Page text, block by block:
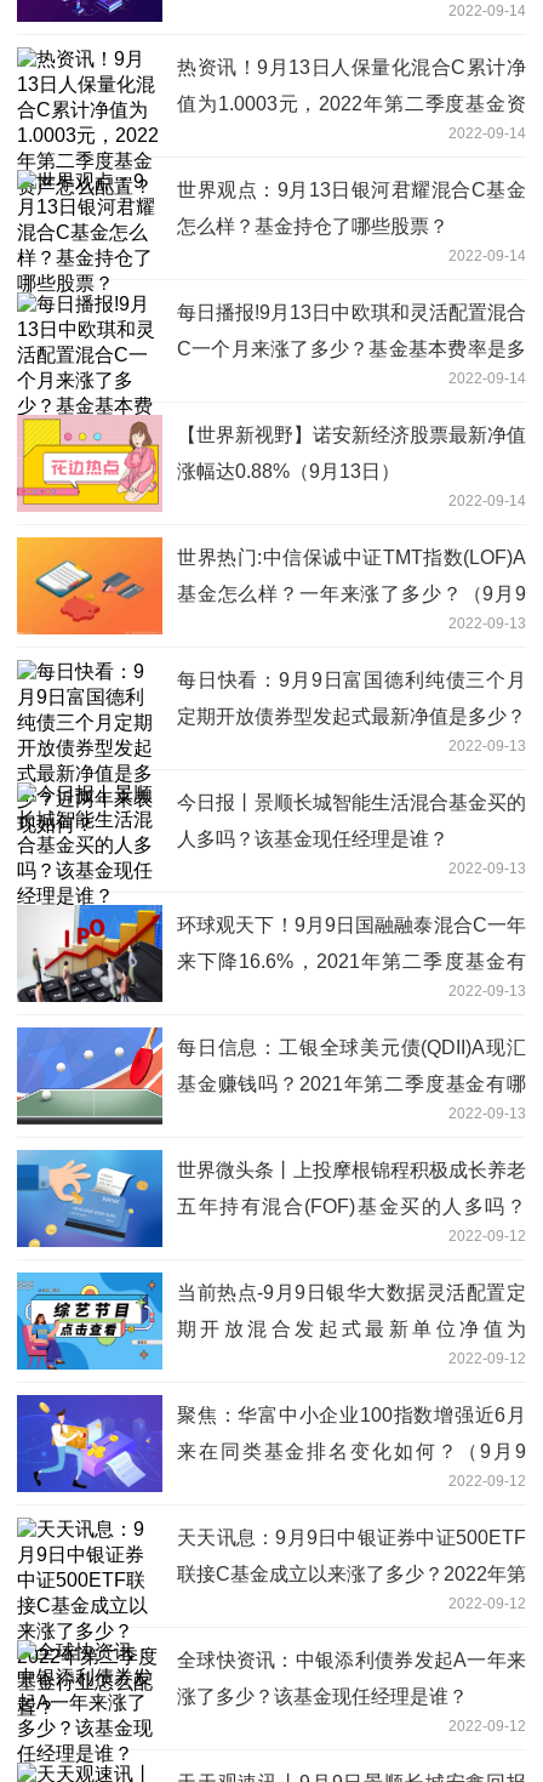
2022-09-14
热资讯！9月13日人保量化混合C累计净
值为1.0003元，2022年第二季度基金资
2022-09-14
世界观点：9月13日银河君耀混合C基金
怎么样？基金持仓了哪些股票？
2022-09-14
每日播报!9月13日中欧琪和灵活配置混合
C一个月来涨了多少？基金基本费率是多
2022-09-14
【世界新视野】诺安新经济股票最新净值
涨幅达0.88%（9月13日）
2022-09-14
世界热门:中信保诚中证TMT指数(LOF)A
基金怎么样？一年来涨了多少？（9月9
2022-09-13
每日快看：9月9日富国德利纯债三个月
定期开放债券型发起式最新净值是多少？
2022-09-13
今日报丨景顺长城智能生活混合基金买的
人多吗？该基金现任经理是谁？
2022-09-13
环球观天下！9月9日国融融泰混合C一年
来下降16.6%，2021年第二季度基金有
2022-09-13
每日信息：工银全球美元债(QDII)A现汇
基金赚钱吗？2021年第二季度基金有哪
2022-09-13
世界微头条丨上投摩根锦程积极成长养老
五年持有混合(FOF)基金买的人多吗？
2020年基金所属公司管理规模有哪些？
2022-09-12
当前热点-9月9日银华大数据灵活配置定
期开放混合发起式最新单位净值为
1.0980元，基金前端申购费是多少？2022-09-12
聚焦：华富中小企业100指数增强近6月
来在同类基金排名变化如何？（9月9
2022-09-12
天天讯息：9月9日中银证券中证500ETF
联接C基金成立以来涨了多少？2022年第
2022-09-12
全球快资讯：中银添利债券发起A一年来
涨了多少？该基金现任经理是谁？
2022-09-12